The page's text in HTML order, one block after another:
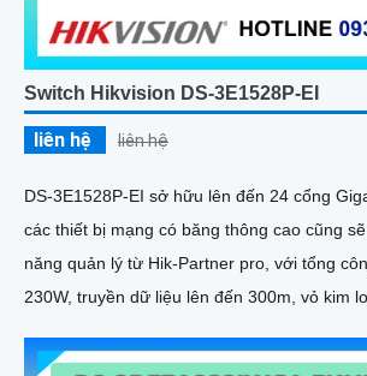
Switch Hikvision DS-3E1528P-EI
liên hệ liên hệ
DS-3E1528P-EI sở hữu lên đến 24 cổng
các thiết bị mạng có băng thông cao cũng
năng quản lý từ Hik-Partner pro, với tổng
230W, truyền dữ liệu lên đến 300m, vỏ kim